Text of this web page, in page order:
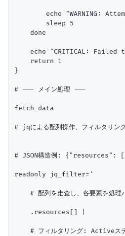
echo "WARNING:
        sleep 5
    done
echo "CRITICAL: Failed
    return 1
}
# --- メイン処理 ---
fetch_data
# jqによる配列操作、フィルタリン
# JSON構造例:
readonly jq_filter='
# 配列を走査し、各要素を処理
    .resources[] |
# フィルタリング: Activeス